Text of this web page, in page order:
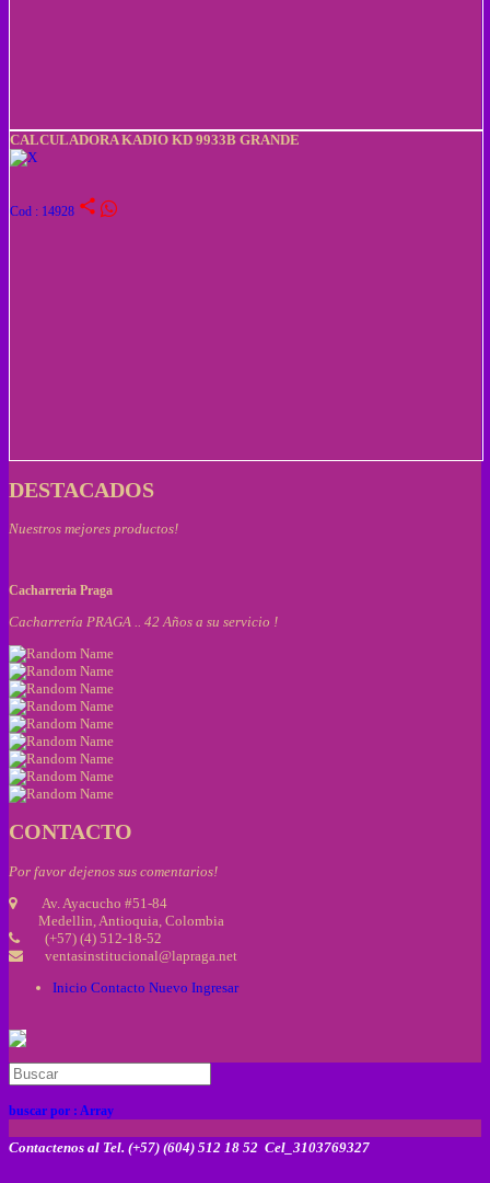
CALCULADORA KADIO KD 9933B GRANDE
Cod : 14928 share
DESTACADOS
Nuestros mejores productos!
Cacharreria Praga
Cacharrería PRAGA .. 42 Años a su servicio !
CONTACTO
Por favor dejenos sus comentarios!
Av. Ayacucho #51-84
Medellin, Antioquia, Colombia
(+57) (4) 512-18-52
ventasinstitucional@lapraga.net
Inicio Contacto Nuevo Ingresar
buscar por : Array
Contactenos al Tel. (+57) (604) 512 18 52 Cel_3103769327